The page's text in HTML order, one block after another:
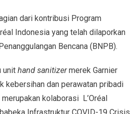
dari kontribusi Program
Indonesia yang telah dilaporkan
Bencana (BNPB).
unit hand sanitizermerek Garnier
kebersihan dan perawatan pribadi
kolaborasi L’Oréal